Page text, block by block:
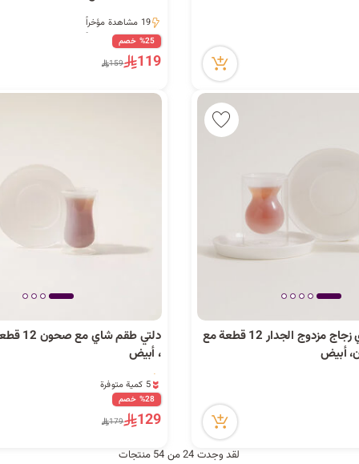
19 مشاهدة مؤخراً
19 مشاهدة مؤخراً
%25 خصم
119
159
دلتي طقم شاي زجاج مزدوج الجدار 12 قطعة مع
أبيض
دلتي
، أبيض
20 مشاهدة مؤخراً
5 كمية متوفرة
20 مشاهدة مؤخراً
%28 خصم
129
179
لقد وجدت 24 من 54 منتجات